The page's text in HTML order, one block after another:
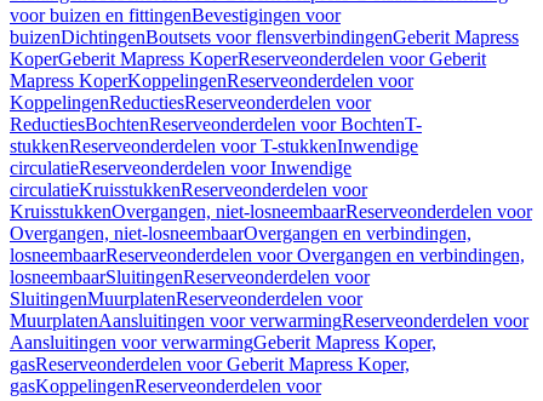
voor buizen en fittingenBevestigingen voor
buizenDichtingenBoutsets voor flensverbindingenGeberit Mapress
KoperGeberit Mapress KoperReserveonderdelen voor Geberit
Mapress KoperKoppelingenReserveonderdelen voor
KoppelingenReductiesReserveonderdelen voor
ReductiesBochtenReserveonderdelen voor BochtenT-
stukkenReserveonderdelen voor T-stukkenInwendige
circulatieReserveonderdelen voor Inwendige
circulatieKruisstukkenReserveonderdelen voor
KruisstukkenOvergangen, niet-losneembaarReserveonderdelen voor
Overgangen, niet-losneembaarOvergangen en verbindingen,
losneembaarReserveonderdelen voor Overgangen en verbindingen,
losneembaarSluitingenReserveonderdelen voor
SluitingenMuurplatenReserveonderdelen voor
MuurplatenAansluitingen voor verwarmingReserveonderdelen voor
Aansluitingen voor verwarmingGeberit Mapress Koper,
gasReserveonderdelen voor Geberit Mapress Koper,
gasKoppelingenReserveonderdelen voor